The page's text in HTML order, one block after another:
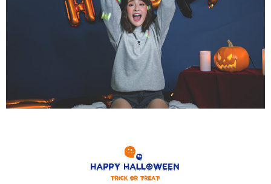
Pembayaran ansuran melalui OP Pay Later akan dibilkan secara
berasingan dan tidak termasuk dalam bil telekom anda. SMS peringatan
pembayaran akan dihantar selepas kitaran bil bulanan.
Selepas mengakses bil melalui pautan dalam SMS, anda boleh
menyelesaikan pembayaran anda melalui salah satu saluran berikut: kod
bar kedai serbaneka, kedai runcit Taiwan Mobile, pemindahan bank,
[Nota Penting]
melalui perkhidmatan ini pada masa transaksi. Hasil daripada pembelian
atau pembayaran ansuran akan dipindahkan oleh peniaga kepada
Syarikat, dan pelanggan hendaklah membuat pembayaran mengikut
ditambah dengan bilangan hari yang boleh dilanjutkan oleh AFTEE. Anda
boleh melanjutkan tempoh pembayaran anda sebelum anda menerima
pesanan. Walau bagaimanapun, tiada jaminan bahawa anda boleh
menerima pesanan anda semasa tempoh pembayaran (cth.: produk
prapesanan atau produk yang mungkin mengambil masa yang lebih
lama untuk dihantar). Oleh itu, anda dikehendaki membuat pembayaran
kepada AFTEE dalam tempoh sama ada anda menerima pesanan.
Kedua, Sekatan Pembayaran
1. Jumlah yang diperakui untuk pengguna kali pertama boleh sehingga
3. Pada masa ini hanya tersedia untuk ahli Taiwan.
Ketiga, Syarat Perkhidmatan
Perkhidmatan AFTEE Beli Sekarang Bayar Kemudian disediakan oleh NP
付款後7-11取貨
NT$60/pesanan | Penghantaran percuma untuk pesanan
NT$65/pesanan | Penghantaran percuma untuk pesanan